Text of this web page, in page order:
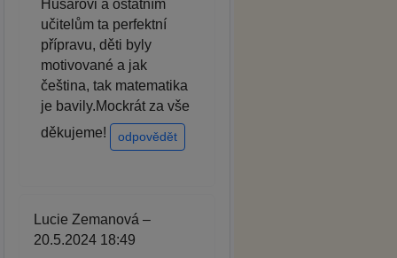
Husarovi a ostatním
učitelům ta perfektní
přípravu, děti byly
motivované a jak
čeština, tak matematika
je bavily.Mockrát za vše
děkujeme!
odpovědět
Lucie Zemanová –
20.5.2024 18:49